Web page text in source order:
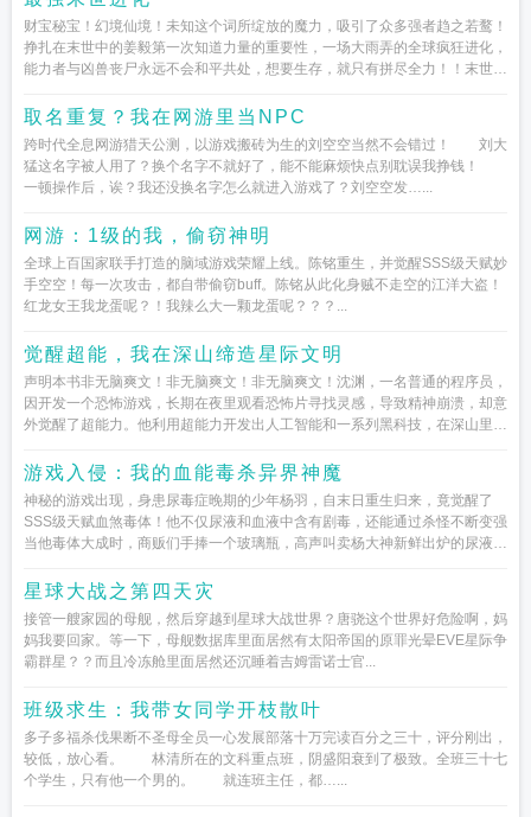
财宝秘宝！幻境仙境！未知这个词所绽放的魔力，吸引了众多强者趋之若鹜！
挣扎在末世中的姜毅第一次知道力量的重要性，一场大雨弄的全球疯狂进化，
能力者与凶兽丧尸永远不会和平共处，想要生存，就只有拼尽全力！！末世突
取名重复？我在网游里当NPC
跨时代全息网游猎天公测，以游戏搬砖为生的刘空空当然不会错过！ 刘大
猛这名字被人用了？换个名字不就好了，能不能麻烦快点别耽误我挣钱！
一顿操作后，诶？我还没换名字怎么就进入游戏了？刘空空发…...
网游：1级的我，偷窃神明
全球上百国家联手打造的脑域游戏荣耀上线。陈铭重生，并觉醒SSS级天赋妙
手空空！每一次攻击，都自带偷窃buff。陈铭从此化身贼不走空的江洋大盗！
红龙女王我龙蛋呢？！我辣么大一颗龙蛋呢？？？...
觉醒超能，我在深山缔造星际文明
声明本书非无脑爽文！非无脑爽文！非无脑爽文！沈渊，一名普通的程序员，
因开发一个恐怖游戏，长期在夜里观看恐怖片寻找灵感，导致精神崩溃，却意
外觉醒了超能力。他利用超能力开发出人工智能和一系列黑科技，在深山里秘
游戏入侵：我的血能毒杀异界神魔
神秘的游戏出现，身患尿毒症晚期的少年杨羽，自末日重生归来，竟觉醒了
SSS级天赋血煞毒体！他不仅尿液和血液中含有剧毒，还能通过杀怪不断变强
当他毒体大成时，商贩们手捧一个玻璃瓶，高声叫卖杨大神新鲜出炉的尿液，
星球大战之第四天灾
接管一艘家园的母舰，然后穿越到星球大战世界？唐骁这个世界好危险啊，妈
妈我要回家。等一下，母舰数据库里面居然有太阳帝国的原罪光晕EVE星际争
霸群星？？而且冷冻舱里面居然还沉睡着吉姆雷诺士官...
班级求生：我带女同学开枝散叶
多子多福杀伐果断不圣母全员一心发展部落十万完读百分之三十，评分刚出，
较低，放心看。 林清所在的文科重点班，阴盛阳衰到了极致。全班三十七
个学生，只有他一个男的。 就连班主任，都…...